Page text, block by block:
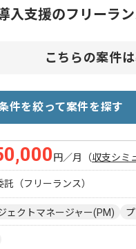
入支援のフリーラ
こちらの案件
件を絞って案件を探す
円／月 （収支シミ
託（フリーランス）
ェクトマネージャー(PM)